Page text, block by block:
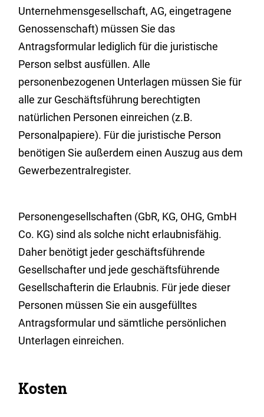
Unternehmensgesellschaft, AG, eingetragene
Genossenschaft) müssen Sie das
Antragsformular lediglich für die juristische
Person selbst ausfüllen. Alle
personenbezogenen Unterlagen müssen Sie für
alle zur Geschäftsführung berechtigten
natürlichen Personen einreichen (z.B.
Personalpapiere). Für die juristische Person
benötigen Sie außerdem einen Auszug aus dem
Gewerbezentralregister.
Personengesellschaften (GbR, KG, OHG, GmbH
Co. KG) sind als solche nicht erlaubnisfähig.
Daher benötigt jeder geschäftsführende
Gesellschafter und jede geschäftsführende
Gesellschafterin die Erlaubnis. Für jede dieser
Personen müssen Sie ein ausgefülltes
Antragsformular und sämtliche persönlichen
Unterlagen einreichen.
Kosten